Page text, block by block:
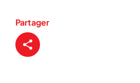
Partager